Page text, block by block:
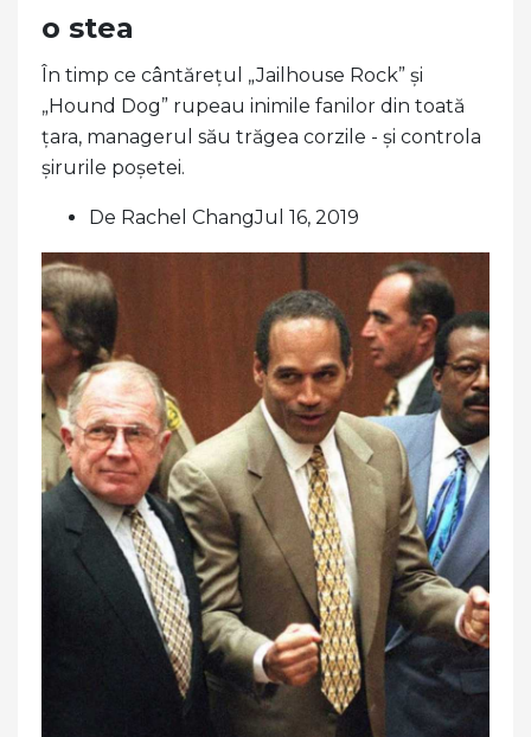
o stea
În timp ce cântărețul „Jailhouse Rock” și
„Hound Dog” rupeau inimile fanilor din toată
țara, managerul său trăgea corzile - și controla
șirurile poșetei.
De Rachel ChangJul 16, 2019